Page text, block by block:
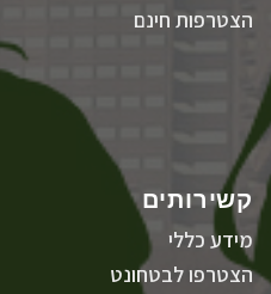
הצטרפות חינם
קשירותים
מידע כללי
הצטרפו לבטחונט